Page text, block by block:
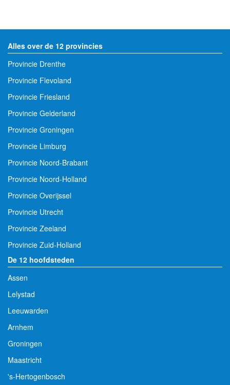
Alles over de 12 provincies
Provincie Drenthe
Provincie Flevoland
Provincie Friesland
Provincie Gelderland
Provincie Groningen
Provincie Limburg
Provincie Noord-Brabant
Provincie Noord-Holland
Provincie Overijssel
Provincie Utrecht
Provincie Zeeland
Provincie Zuid-Holland
De 12 hoofdsteden
Assen
Lelystad
Leeuwarden
Arnhem
Groningen
Maastricht
's-Hertogenbosch